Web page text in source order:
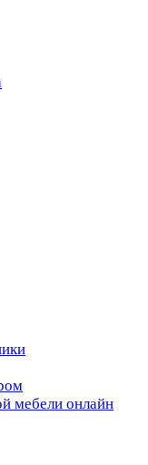
мебели онлайн